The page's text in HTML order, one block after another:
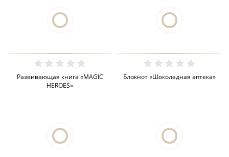
Развивающая книга «MAGIC
HEROES»
Блокнот «Шоколадная аптека»